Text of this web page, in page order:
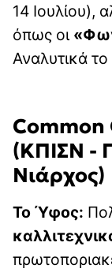
14 Ιουλίου),
όπως οι
Αναλυτικά
Common
(ΚΠΙΣΝ -
Νιάρχος)
Το Ύφος: